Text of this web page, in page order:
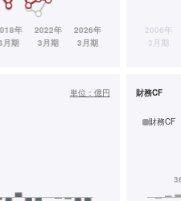
単位： 億円 財務CF
財務CF